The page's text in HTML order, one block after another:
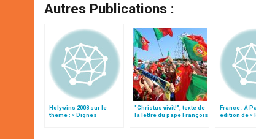
Autres Publications :
Holywins 2008 sur le
thème : « Dignes
"Christus vivit!", texte de
la lettre du pape François
France : A
édition de «